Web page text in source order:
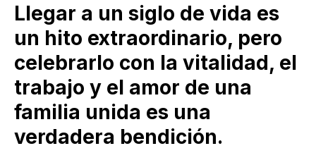
Llegar a un siglo de vida es
un hito extraordinario, pero
celebrarlo con la vitalidad, el
trabajo y el amor de una
familia unida es una
verdadera bendición.